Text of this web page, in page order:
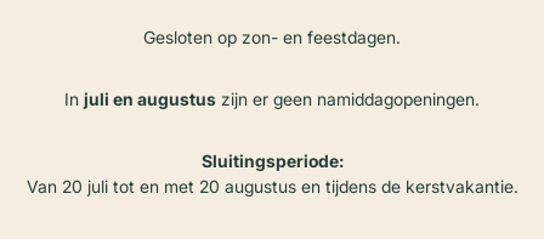
Gesloten op zon- en feestdagen.
In juli en augustus zijn er geen namiddagopeningen.
Sluitingsperiode:
Van 20 juli tot en met 20 augustus en tijdens de kerstvakantie.